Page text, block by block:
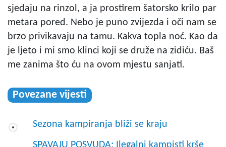
sjedaju na rinzol, a ja prostirem šatorsko krilo par
metara pored. Nebo je puno zvijezda i oči nam se
brzo privikavaju na tamu. Kakva topla noć. Kao da
je ljeto i mi smo klinci koji se druže na zidiću. Baš
me zanima što ću na ovom mjestu sanjati.
Povezane vijesti
Sezona kampiranja bliži se kraju
SPAVAJU POSVUDA: Ilegalni kampisti krše